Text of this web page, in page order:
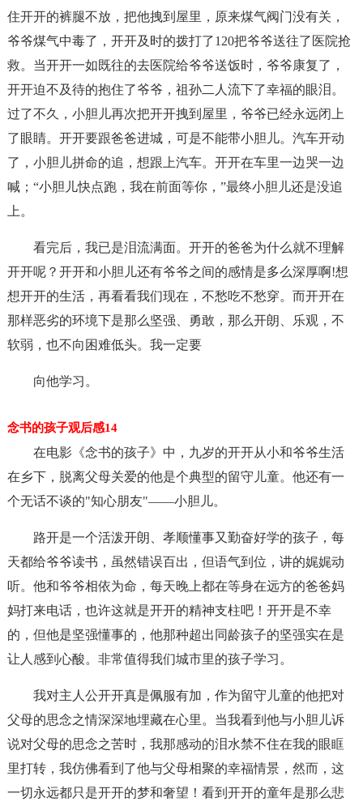
住开开的裤腿不放，把他拽到屋里，原来煤气阀门没有关，
爷爷煤气中毒了，开开及时的拨打了120把爷爷送往了医院抢
救。当开开一如既往的去医院给爷爷送饭时，爷爷康复了，
开开迫不及待的抱住了爷爷，祖孙二人流下了幸福的眼泪。
过了不久，小胆儿再次把开开拽到屋里，爷爷已经永远闭上
了眼睛。开开要跟爸爸进城，可是不能带小胆儿。汽车开动
了，小胆儿拼命的追，想跟上汽车。开开在车里一边哭一边
喊；“小胆儿快点跑，我在前面等你，”最终小胆儿还是没追
上。
看完后，我已是泪流满面。开开的爸爸为什么就不理解
开开呢？开开和小胆儿还有爷爷之间的感情是多么深厚啊!想
想开开的生活，再看看我们现在，不愁吃不愁穿。而开开在
那样恶劣的环境下是那么坚强、勇敢，那么开朗、乐观，不
软弱，也不向困难低头。我一定要
向他学习。
念书的孩子观后感14
在电影《念书的孩子》中，九岁的开开从小和爷爷生活
在乡下，脱离父母关爱的他是个典型的留守儿童。他还有一
个无话不谈的"知心朋友"——小胆儿。
路开是一个活泼开朗、孝顺懂事又勤奋好学的孩子，每
天都给爷爷读书，虽然错误百出，但语气到位，讲的娓娓动
听。他和爷爷相依为命，每天晚上都在等身在远方的爸爸妈
妈打来电话，也许这就是开开的精神支柱吧！开开是不幸
的，但他是坚强懂事的，他那种超出同龄孩子的坚强实在是
让人感到心酸。非常值得我们城市里的孩子学习。
我对主人公开开真是佩服有加，作为留守儿童的他把对
父母的思念之情深深地埋藏在心里。当我看到他与小胆儿诉
说对父母的思念之苦时，我那感动的泪水禁不住在我的眼眶
里打转，我仿佛看到了他与父母相聚的幸福情景，然而，这
一切永远都只是开开的梦和奢望！看到开开的童年是那么悲